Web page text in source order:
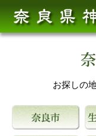
お探しの